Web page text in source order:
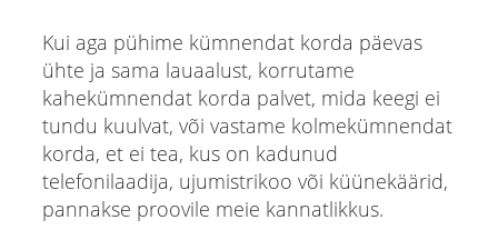
Kui aga pühime kümnendat korda päevas
ühte ja sama lauaalust, korrutame
kahekümnendat korda palvet, mida keegi ei
tundu kuulvat, või vastame kolmekümnendat
korda, et ei tea, kus on kadunud
telefonilaadija, ujumistrikoo või küünekäärid,
pannakse proovile meie kannatlikkus.